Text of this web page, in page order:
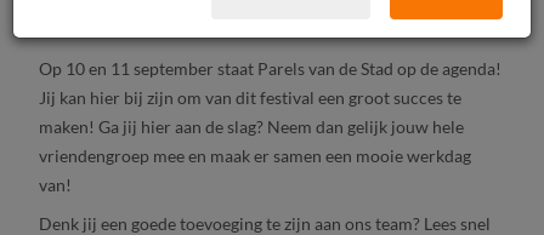
Op 10 en 11 september staat Parels van de Stad op de agenda!
Jij kan hier bij zijn om van dit festival een groot succes te
maken! Ga jij hier aan de slag? Neem dan gelijk jouw hele
vriendengroep mee en maak er samen een mooie werkdag
van!
Denk jij een goede toevoeging te zijn aan ons team? Lees snel